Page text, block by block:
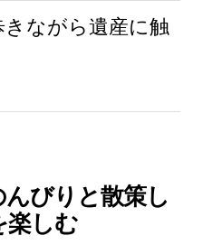
ながら遺産に触
びりと散策し
しむ